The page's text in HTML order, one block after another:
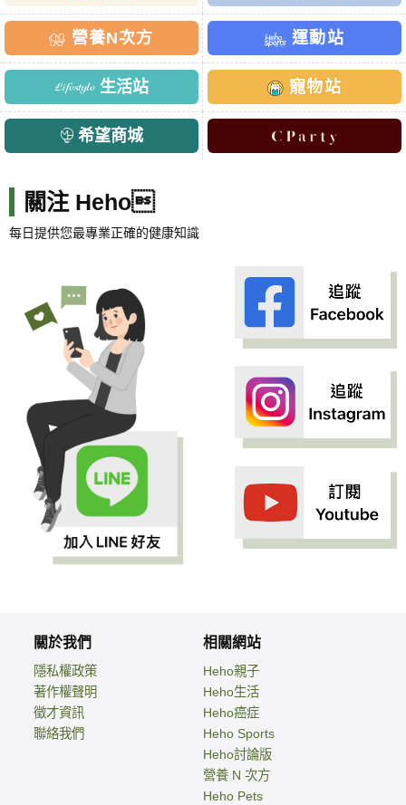
營養N次方 運動站
生活站 寵物站
希望商城
關注 Heho
每日提供您最專業正確的健康知識
關於我們
隱私權政策
著作權聲明
徵才資訊
聯絡我們
相關網站
Heho親子
Heho生活
Heho癌症
Heho Sports
Heho討論版
營養 N 次方
Heho Pets